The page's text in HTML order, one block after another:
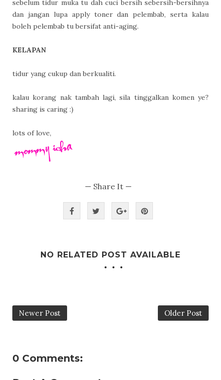
sebelum tidur muka tu dah cuci bersih sebersih-bersihnya
dan jangan lupa apply toner dan pelembab, serta kalau
boleh pelembab tu bersifat anti-aging.
KELAPAN
tidur yang cukup dan berkualiti.
kalau korang nak tambah lagi, sila tinggalkan komen ye?
sharing is caring :)
lots of love,
— Share It —
NO RELATED POST AVAILABLE
Newer Post Older Post
0 Comments: